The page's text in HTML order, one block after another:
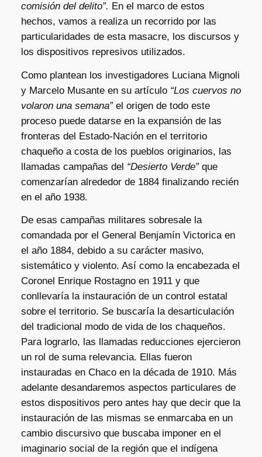
comisión del delito”. En el marco de estos
hechos, vamos a realiza un recorrido por las
particularidades de esta masacre, los discursos y
los dispositivos represivos utilizados.
Como plantean los investigadores Luciana Mignoli
y Marcelo Musante en su artículo “Los cuervos no
volaron una semana”el origen de todo este
proceso puede datarse en la expansión de las
fronteras del Estado-Nación en el territorio
chaqueño a costa de los pueblos originarios, las
llamadas campañas del “Desierto Verde”que
comenzarían alrededor de 1884 finalizando recién
en el año 1938.
De esas campañas militares sobresale la
comandada por el General Benjamín Victorica en
el año 1884, debido a su carácter masivo,
sistemático y violento. Así como la encabezada el
Coronel Enrique Rostagno en 1911 y que
conllevaría la instauración de un control estatal
sobre el territorio. Se buscaría la desarticulación
del tradicional modo de vida de los chaqueños.
Para lograrlo, las llamadas reducciones ejercieron
un rol de suma relevancia. Ellas fueron
instauradas en Chaco en la década de 1910. Más
adelante desandaremos aspectos particulares de
estos dispositivos pero antes hay que decir que la
instauración de las mismas se enmarcaba en un
cambio discursivo que buscaba imponer en el
imaginario social de la región que el indígena